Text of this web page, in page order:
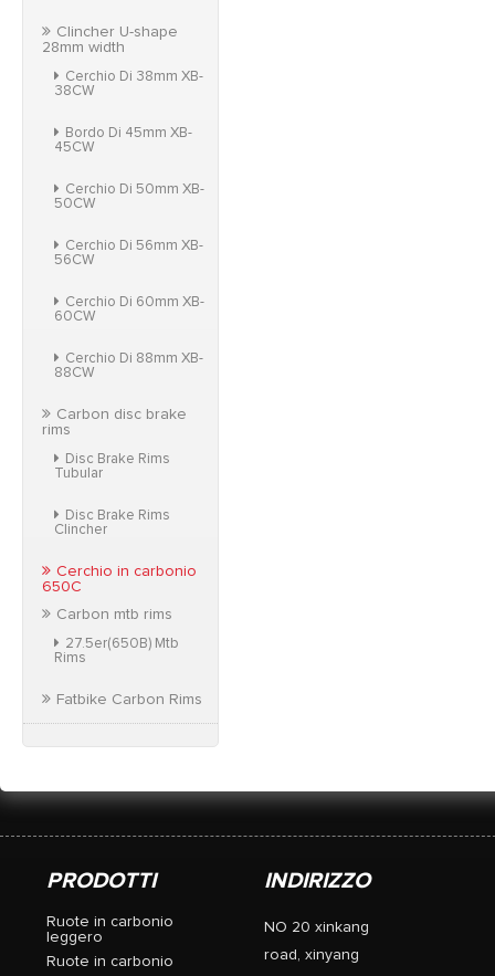
Clincher U-shape
28mm width
Cerchio Di 38mm XB-
38CW
Bordo Di 45mm XB-
45CW
Cerchio Di 50mm XB-
50CW
Cerchio Di 56mm XB-
56CW
Cerchio Di 60mm XB-
60CW
Cerchio Di 88mm XB-
88CW
Carbon disc brake
rims
Disc Brake Rims
Tubular
Disc Brake Rims
Clincher
Cerchio in carbonio
650C
Carbon mtb rims
27.5er(650B) Mtb
Rims
Fatbike Carbon Rims
PRODOTTI
Ruote in carbonio
leggero
Ruote in carbonio
INDIRIZZO
NO 20 xinkang
road, xinyang